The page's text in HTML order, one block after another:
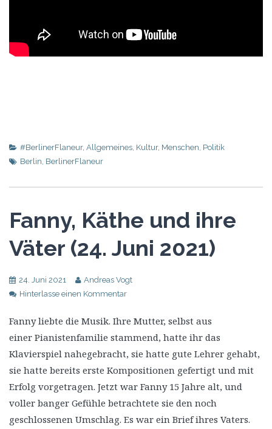
#BerlinerFlaneur, Allgemeines, Kultur, Menschen, Politik
Berlin, BerlinerFlaneur
Fanny, Käthe und ihre
Väter (24. Juni 2021)
24. Juni 2021
Andreas Vogt
Hinterlasse einen Kommentar
Fanny liebte die Musik. Ihre Mutter, selbst aus
einer Pianistenfamilie stammend, hatte ihr das
Klavierspiel nahegebracht, sie hatte gute Lehrer gehabt,
sie hatte bereits erste Kompositionen gefertigt und mit
Erfolg vorgetragen. Jetzt war Fanny 15 Jahre alt, und
voller banger Gefühle betrachtete sie den noch
geschlossenen Umschlag. Es war ein Brief ihres Vaters.